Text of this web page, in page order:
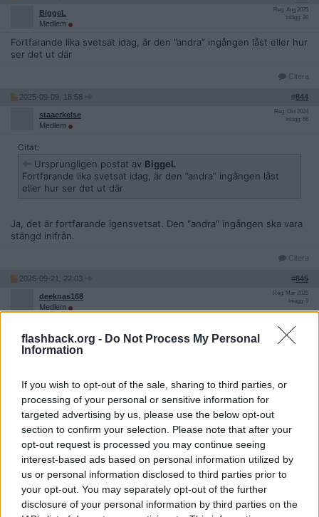
flashback.org - Do Not Process My Personal
Information
If you wish to opt-out of the sale, sharing to third parties, or
processing of your personal or sensitive information for
targeted advertising by us, please use the below opt-out
section to confirm your selection. Please note that after your
opt-out request is processed you may continue seeing
interest-based ads based on personal information utilized by
us or personal information disclosed to third parties prior to
your opt-out. You may separately opt-out of the further
disclosure of your personal information by third parties on the
BiggeL
Medlem
Reg: Aug 2025
Inlägg: 20
Fortfarande lika svetsat idag, är den ”andra” ingången låst eller hur
ser det ut där
Citera
2025-09-09, 18:58 #844
staaerkelse
Medlem
Reg: Okt 2024
Inlägg: 66
Citat:
Ursprungligen postat av BiggeL
Fortfarande lika svetsat idag, är den ”andra” ingången låst
eller hur ser det ut där
Ja, det är fortfarande igensvetsat. Den "andra" ingången ska vara
stängd inifrån.
Citera
2025-09-21, 22:03 #845
deeknas168
Medlem
Reg: Mar 2025
Inlägg: 5
Ursprungligen postat av staaerkelse
Ja, det är fortfarande igensvetsat. Den "andra" ingången ska
blir så när tiktok pojkarna lägger upp platser
2025-09-22, 15:52 #
staaerkelse
Medlem
Reg: Okt 2024
Citat: